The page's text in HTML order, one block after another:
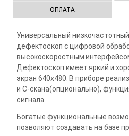
ОПЛАТА
Универсальный
дефектоскоп с цифровой
высокоскоростным
Дефектоскоп имеет яркий и
экран 640х480. В приборе
и С-скана(опционально),
сигнала.
Богатые функциональные
позволяют создавать на базе